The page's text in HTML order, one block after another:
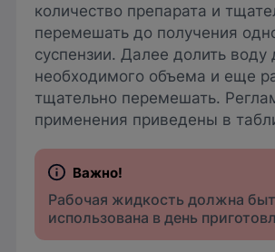
количество препарата и
перемешать до получения
суспензии. Далее долить воду
необходимого объема и еще
тщательно перемешать.
применения приведены в
Рабочая жидкость должна
использована в день